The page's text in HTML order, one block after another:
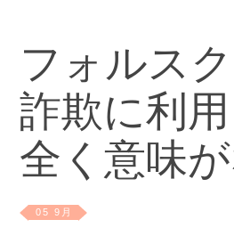
フォルス
詐欺に利
全く意味
05 9月